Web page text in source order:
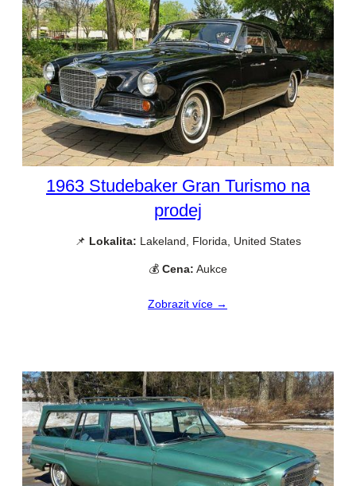
1963 Studebaker Gran Turismo na
prodej
📌 Lokalita: Lakeland, Florida, United States
💰 Cena: Aukce
Zobrazit více →